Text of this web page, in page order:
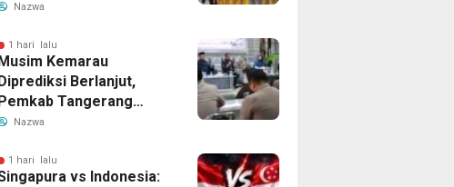
Ditahan, Polda
Pengelolaan
Nazwa
1 hari lalu
Kemarau
Berlanjut,
Tangerang
Langkah
Nazwa
1 hari lalu
vs Indonesia: